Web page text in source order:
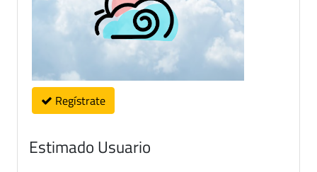
Regístrate
Estimado Usuario